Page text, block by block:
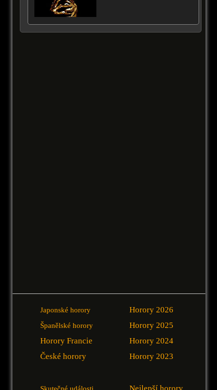
Japonské horory
Španělské horory
Horory Francie
České horory
Horory 2026
Horory 2025
Horory 2024
Horory 2023
Skutečné události